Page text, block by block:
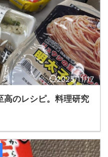
2025/11/17
高のレシピ。料理研究